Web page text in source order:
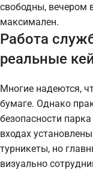
свободны, вечером
максимален.
Работа
реальные
Многие надеются,
бумаге. Однако
безопасности
входах
турникеты, но
визуально